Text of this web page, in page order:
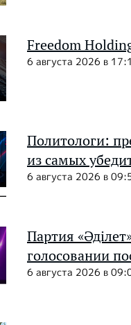
Freedom
6 августа 2026 в
Политологи:
из самых
6 августа 2026 в
Партия
голосовании
6 августа 2026 в